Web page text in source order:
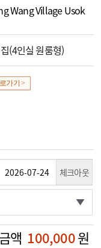
Wang Village Usok
(4인실 원룸형)
가기 >
체크아웃
액 100,000원